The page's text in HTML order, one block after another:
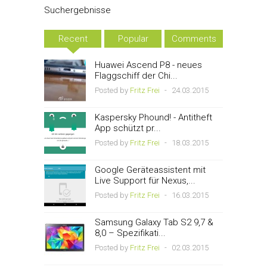
Suchergebnisse
Recent Popular Comments
Huawei Ascend P8 - neues
Flaggschiff der Chi...
Posted by Fritz Frei - 24.03.2015
Kaspersky Phound! - Antitheft
App schützt pr...
Posted by Fritz Frei - 18.03.2015
Google Geräteassistent mit
Live Support für Nexus,...
Posted by Fritz Frei - 16.03.2015
Samsung Galaxy Tab S2 9,7 &
8,0 – Spezifikati...
Posted by Fritz Frei - 02.03.2015